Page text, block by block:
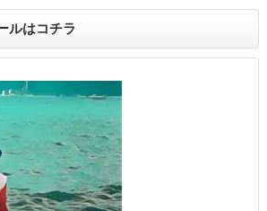
ルはコチラ